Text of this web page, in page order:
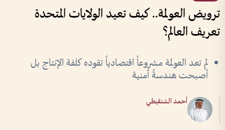
ترويض العولمة.. كيف تعيد الولايات المتحدة
تعريف العالم؟
لم تعد العولمة مشروعاً اقتصادياً تقوده كلفة الإنتاج بل
أصبحت هندسةً أمنية
أحمد الشنقيطي